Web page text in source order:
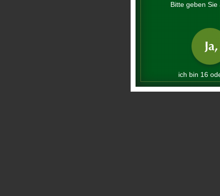
Bitte geben
ich bin 16